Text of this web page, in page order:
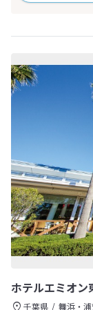
ホテルエミオン
千葉県 舞浜・